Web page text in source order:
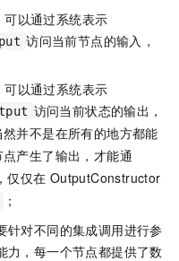
以通过系统表示
访问当前节点的输入，
以通过系统表示
访问当前状态的输出，
然并不是在所有的地方都能
点产生了输出，才能通
仅仅在 OutputConstructor
；
针对不同的集成调用进行参
力，每一个节点都提供了数